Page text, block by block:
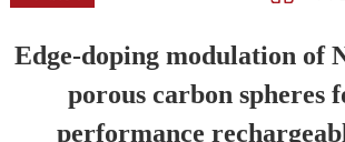
Edge-doping modulation of
porous carbon spheres
performance